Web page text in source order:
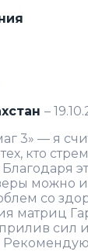
–
3» — я
кто
можно
со
матриц
сил